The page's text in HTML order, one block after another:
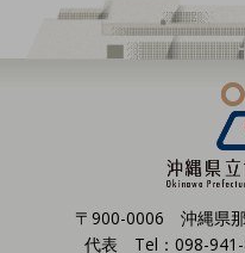
〒900-0006 沖縄県
代表 Tel：098-